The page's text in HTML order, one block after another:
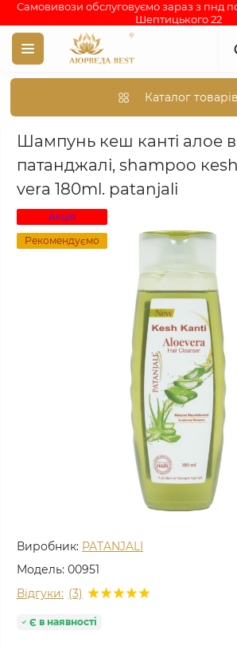
Самовивози обслуговуємо зараз з пнд
Шептицького 22
Каталог товарів
Аюрведа каталог індійських товарів
Шампунь кеш канті алое
патанджалі, shampoo
vera 180ml. рatanjali
Акція
Рекомендуємо
Виробник: PATANJALI
Модель: 00951
Відгуки: (3)
Є в наявності